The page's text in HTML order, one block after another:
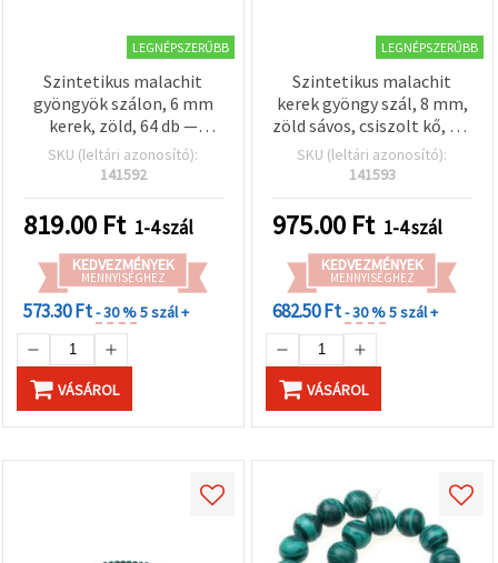
el
mindet
LEGNÉPSZERŰBB
Szintetikus malachit
gyöngyök szálon, 6 mm
kerek, zöld, 64 db —
ékszerkészítéshez és
gyöngyfűzéshez:
kézműves projektek
SKU (leltári azonosító):
141592
819.00 Ft 1-4 szál
KEDVEZMÉNYEK
MENNYISÉGHEZ
573.30 Ft- 30 %5 szál +
VÁSÁROL
LEGNÉPSZERŰBB
Szintetikus malachit
kerek gyöngy szál, 8 mm,
zöld sávos, csiszolt kő, kb.
48 szem/szál —
Ékszerkészítéshez:
gyöngyfűzés
SKU (leltári azonosító):
141593
975.00 Ft 1-4 szál
KEDVEZMÉNYEK
MENNYISÉGHEZ
682.50 Ft- 30 %5 szál +
VÁSÁROL